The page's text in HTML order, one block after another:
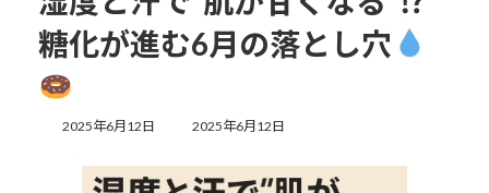
糖化が進む6月の落とし穴
2025年6月12日
最
更
新
2025年6月12日